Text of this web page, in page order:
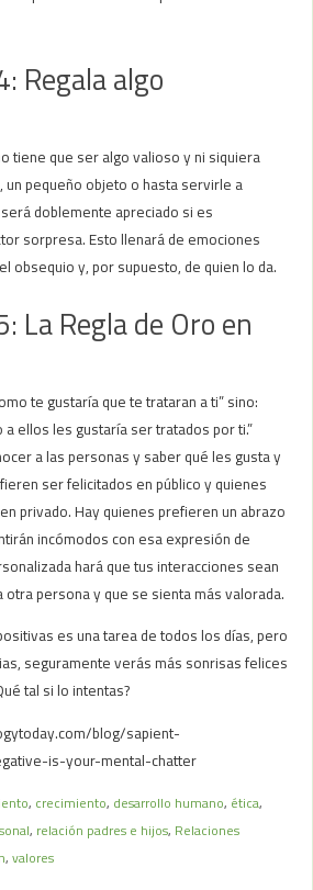
Regala algo
tiene que ser algo valioso y ni siquiera
un pequeño objeto o hasta servirle a
doblemente apreciado si es
sorpresa. Esto llenará de emociones
obsequio y, por supuesto, de quien lo da.
La Regla de Oro en
te gustaría que te trataran a ti” sino:
a ellos les gustaría ser tratados por ti.”
a las personas y saber qué les gusta y
ser felicitados en público y quienes
privado. Hay quienes prefieren un abrazo
incómodos con esa expresión de
hará que tus interacciones sean
otra persona y que se sienta más valorada.
es una tarea de todos los días, pero
seguramente verás más sonrisas felices
tal si lo intentas?
blog/sapient-
is-your-mental-chatter
, crecimiento, desarrollo humano, ética,
, relación padres e hijos, Relaciones
,valores